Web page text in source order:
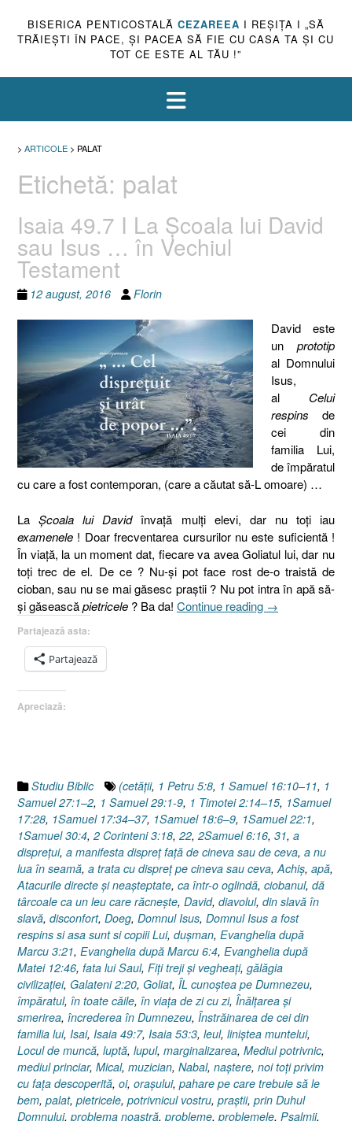
BISERICA PENTICOSTALĂ CEZAREEA I REŞIŢA I „SĂ
TRĂIEŞTI ÎN PACE, ŞI PACEA SĂ FIE CU CASA TA ŞI CU
TOT CE ESTE AL TĂU !”
> ARTICOLE > PALAT
Etichetă: palat
Isaia 49.7 I La Şcoala lui David
sau Isus … în Vechiul
Testament
12 august, 2016 Florin
David este
un prototip
al Domnului
Isus,
al Celui
respins de
cei din
familia Lui,
de împăratul
cu care a fost contemporan, (care a căutat să-L omoare) …
LaŞcoala lui Davidînvaţă mulţi elevi, dar nu toţi iau
examenele ! Doar frecventarea cursurilor nu este suficientă !
În viaţă, la un moment dat, fiecare va avea Goliatul lui, dar nu
toţi trec de el. De ce ? Nu-şi pot face rost de-o traistă de
cioban, sau nu se mai găsesc praştii ? Nu pot intra în apă să-
şi găseascăpietricele ? Ba da! Continue reading „Isaia
în
Vechiul
Testament”
→
Partajează asta:
Partajează
Apreciază:
Studiu Biblic (cetăţii, 1 Petru 5:8, 1 Samuel 16:10–11, 1
Samuel 27:1–2, 1 Samuel 29:1-9, 1 Timotei 2:14–15, 1Samuel
17:28, 1Samuel 17:34–37, 1Samuel 18:6–9, 1Samuel 22:1,
1Samuel 30:4, 2 Corinteni 3:18, 22, 2Samuel 6:16, 31, a
dispreţui, a manifesta dispreț față de cineva sau de ceva, a nu
lua în seamă, a trata cu dispreț pe cineva sau ceva, Achiş, apă,
Atacurile directe şi neaşteptate, ca într-o oglindă, ciobanul, dă
târcoale ca un leu care răcneşte, David, diavolul, din slavă în
slavă, disconfort, Doeg, Domnul Isus, Domnul Isus a fost
respins si asa sunt si copiii Lui, duşman, Evanghelia după
Marcu 3:21, Evanghelia după Marcu 6:4, Evanghelia după
Matei 12:46, fata lui Saul, Fiţi treji şi vegheaţi, gălăgia
civilizaţiei, Galateni 2:20, Goliat, ÎL cunoştea pe Dumnezeu,
împăratul, în toate căile, în viaţa de zi cu zi, Înălţarea şi
smerirea, încrederea în Dumnezeu, Înstrăinarea de cei din
familia lui, Isai, Isaia 49:7, Isaia 53:3, leul, liniştea muntelui,
Locul de muncă, luptă, lupul, marginalizarea, Mediul potrivnic,
mediul princiar, Mical, muzician, Nabal, naştere, noi toţi privim
cu faţa descoperită, oi, oraşului, pahare pe care trebuie să le
bem, palat, pietricele, potrivnicul vostru, praştii, prin Duhul
Domnului, problema noastră, probleme, problemele, Psalmii,